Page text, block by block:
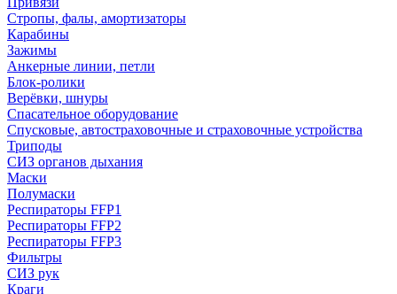
Стропы, фалы, амортизаторы
Карабины
Зажимы
Анкерные линии, петли
Блок-ролики
Верёвки, шнуры
Спасательное оборудование
Спусковые, автостраховочные и страховочные устройства
Триподы
СИЗ органов дыхания
Маски
Полумаски
Респираторы FFP1
Респираторы FFP2
Респираторы FFP3
Фильтры
СИЗ рук
Краги